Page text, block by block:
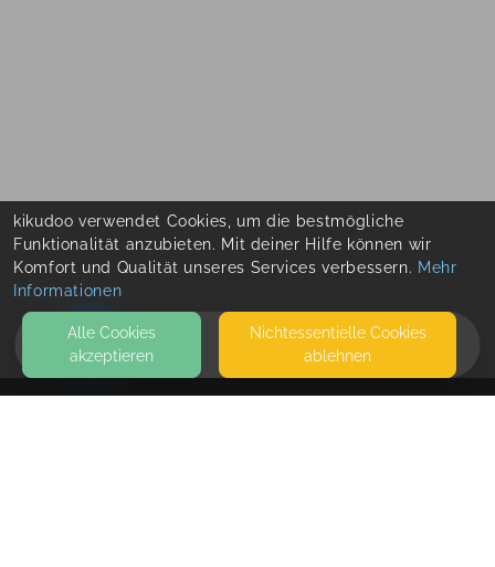
HOME
kikudoo verwendet Cookies, um die bestmögliche
Funktionalität anzubieten. Mit deiner Hilfe können wir
Komfort und Qualität unseres Services verbessern. Mehr
Informationen
Alle Cookies
akzeptieren
Nicht­essentielle Cookies
ablehnen